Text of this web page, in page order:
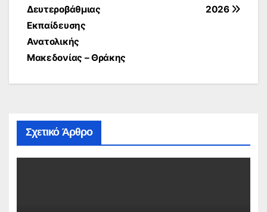
2026
Δευτεροβάθμιας
Εκπαίδευσης
Ανατολικής
Μακεδονίας – Θράκης
Σχετικό Άρθρο